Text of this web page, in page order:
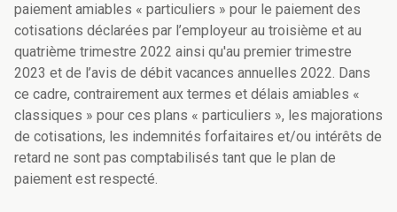
paiement amiables « particuliers » pour le paiement des
cotisations déclarées par l’employeur au troisième et au
quatrième trimestre 2022 ainsi qu'au premier trimestre
2023 et de l’avis de débit vacances annuelles 2022. Dans
ce cadre, contrairement aux termes et délais amiables «
classiques » pour ces plans « particuliers », les majorations
de cotisations, les indemnités forfaitaires et/ou intérêts de
retard ne sont pas comptabilisés tant que le plan de
paiement est respecté.